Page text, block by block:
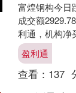
富煌钢构今日
成交额
利通，机构净
席位合计净卖
盈利通
查看： 137